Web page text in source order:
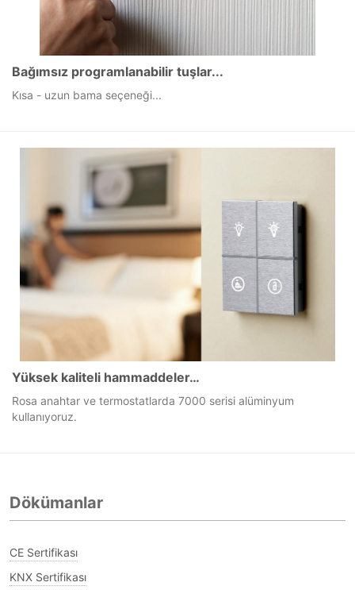
Bağımsız programlanabilir tuşlar...
Yüksek kaliteli hammaddeler…
Rosa anahtar ve termostatlarda 7000 serisi alüminyum
Dökümanlar
CE Sertifikası